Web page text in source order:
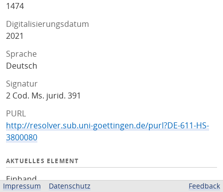
1474
Digitalisierungsdatum
2021
Sprache
Deutsch
Signatur
2 Cod. Ms. jurid. 391
PURL
http://resolver.sub.uni-goettingen.de/purl?DE-611-HS-
3800080
AKTUELLES ELEMENT
Einband
Impressum Datenschutz Feedback